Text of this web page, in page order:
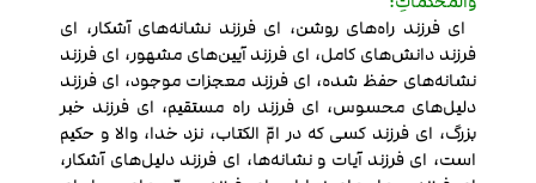
ای فرزند راه‌های روشن، ای فرزند نشانه‌های آشکار، ای
فرزند دانش‌های کامل، ای فرزند آیین‌های مشهور، ای فرزند
نشانه‌های حفظ شده، ای فرزند معجزات موجود، ای فرزند
دلیل‌های محسوس، ای فرزند راه مستقیم، ای فرزند خبر
بزرگ، ای فرزند کسی که در امّ الکتاب، نزد خدا، والا و حکیم
است، ای فرزند آیات و نشانه‌ها، ای فرزند دلیل‌های آشکار،